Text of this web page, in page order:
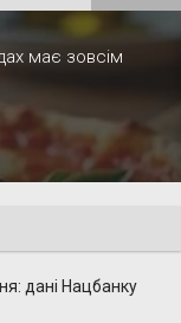
має зовсім
дані Нацбанку